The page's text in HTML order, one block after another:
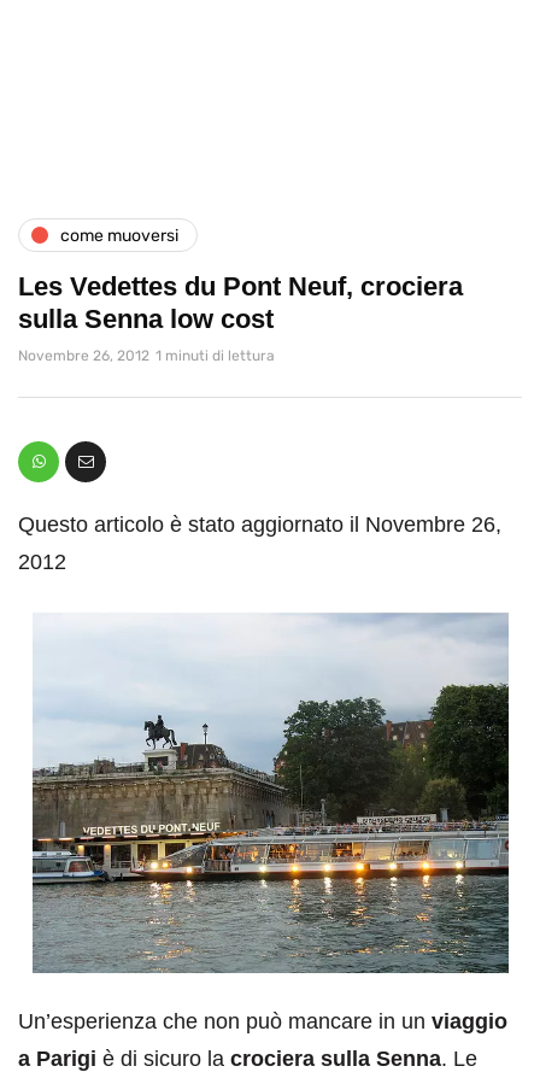
come muoversi
Les Vedettes du Pont Neuf, crociera
sulla Senna low cost
Novembre 26, 2012 1 minuti di lettura
Questo articolo è stato aggiornato il Novembre 26,
2012
Un’esperienza che non può mancare in un viaggio
a Parigi è di sicuro la crociera sulla Senna. Le